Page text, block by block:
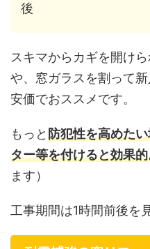
後
スキマからカギを開け
や、窓ガラスを割って
安価でおススメです。
もっと防犯性を高めた
ター等を付けると効果
ます）
工事期間は1時間前後を